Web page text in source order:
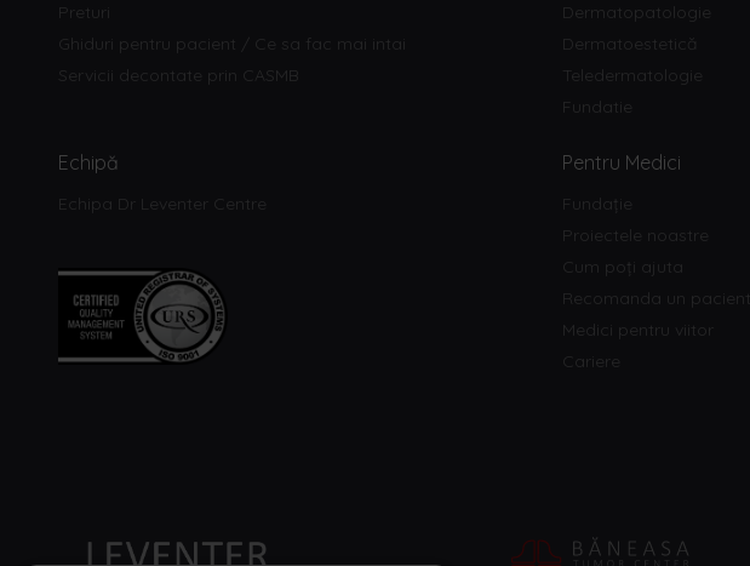
Preturi
Ghiduri pentru pacient / Ce sa fac mai intai
Servicii decontate prin CASMB
Dermatopatologie
Dermatoestetică
Teledermatologie
Fundatie
Echipă
Echipa Dr Leventer Centre
Pentru Medici
Fundație
Proiectele noastre
Cum poți ajuta
Recomanda un pacient
Medici pentru viitor
Cariere